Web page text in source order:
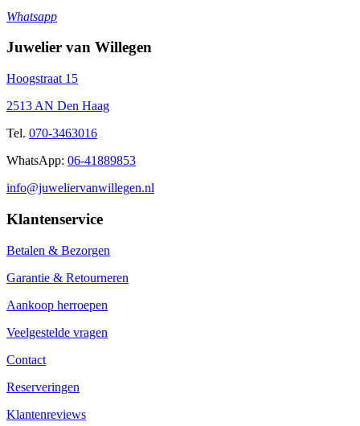
Whatsapp
Juwelier van Willegen
Hoogstraat 15
2513 AN Den Haag
Tel. 070-3463016
WhatsApp: 06-41889853
info@juweliervanwillegen.nl
Klantenservice
Betalen & Bezorgen
Garantie & Retourneren
Aankoop herroepen
Veelgestelde vragen
Contact
Reserveringen
Klantenreviews